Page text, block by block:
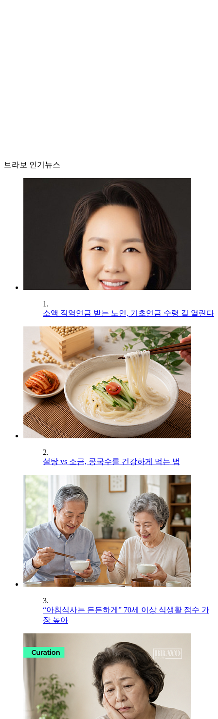
브라보 인기뉴스
1.
소액 직역연금 받는 노인, 기초연금 수령 길 열린다
2.
설탕 vs 소금, 콩국수를 건강하게 먹는 법
3.
“아침식사는 든든하게” 70세 이상 식생활 점수 가
장 높아